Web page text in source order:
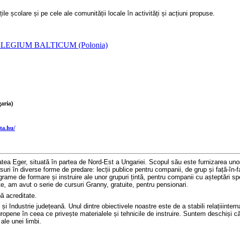
școlare și pe cele ale comunității locale în activități și acțiuni propuse.
BALTICUM (Polonia)
Eger, situată în partea de Nord-Est a Ungariei. Scopul său este furnizarea
în diverse forme de predare: lecții publice pentru companii , de grup și față-
de formare și instruire ale unor grupuri țintă, pentru companii cu așteptări
am avut o serie de cursuri Granny, gratuite, pentru pensionari
acreditate
și Industrie județeană. Unul dintre obiectivele noastre este de a stabili relații
în ceea ce privește materialele și tehnici le de instruire. Suntem deschiși
unei limbi.